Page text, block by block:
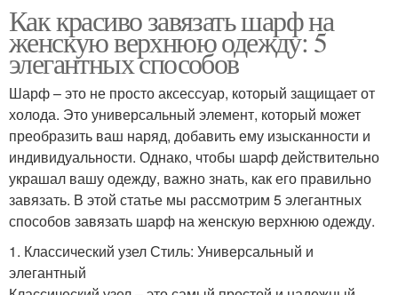
Как красиво завязать шарф на
женскую верхнюю одежду: 5
элегантных способов
Шарф – это не просто аксессуар, который защищает от
холода. Это универсальный элемент, который может
преобразить ваш наряд, добавить ему изысканности и
индивидуальности. Однако, чтобы шарф действительно
украшал вашу одежду, важно знать, как его правильно
завязать. В этой статье мы рассмотрим 5 элегантных
способов завязать шарф на женскую верхнюю одежду.
1. Классический узел Стиль: Универсальный и
элегантный